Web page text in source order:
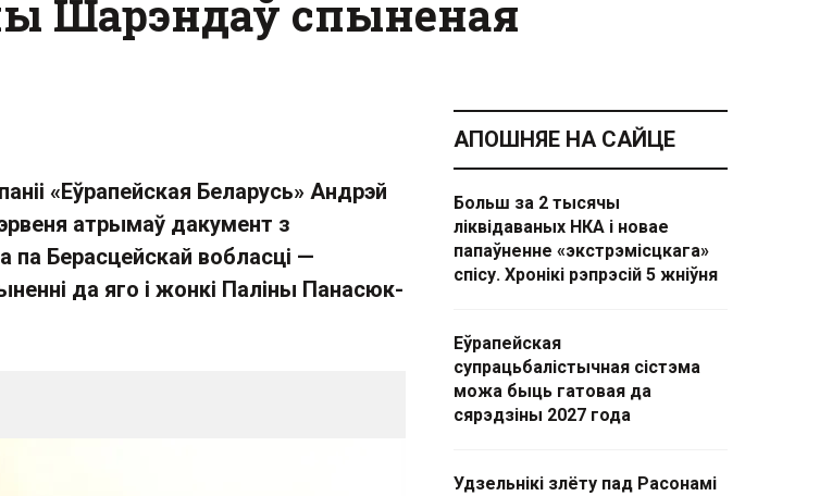
Шарэндаў спыненая
«Еўрапейская Беларусь» Андрэй
атрымаў дакумент з
па Берасцейскай вобласці —
да яго і жонкі Паліны Панасюк-
АПОШНЯЕ НА САЙЦЕ
Больш за 2 тысячы
ліквідаваных НКА і новае
папаўненне «экстрэмісцкага»
спісу. Хронікі рэпрэсій 5 жніўня
Еўрапейская
супрацьбалістычная сістэма
можа быць гатовая да
сярэдзіны 2027 года
Удзельнікі злёту пад Расонамі